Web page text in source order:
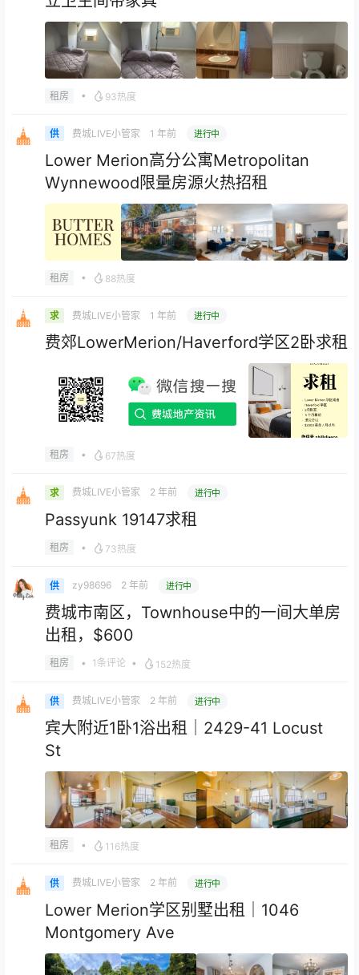
租房 • 93热度
供 费城LIVE小管家 1 年前 进行中
Lower Merion高分公寓Metropolitan
Wynnewood限量房源火热招租
租房 • 88热度
求 费城LIVE小管家 1 年前 进行中
费郊LowerMerion/Haverford学区2卧求租
租房 • 67热度
求 费城LIVE小管家 2 年前 进行中
Passyunk 19147求租
租房 • 73热度
供 zy98696 2 年前 进行中
费城市南区，Townhouse中的一间大单房
出租，$600
租房 • 1条评论 • 152热度
供 费城LIVE小管家 2 年前 进行中
宾大附近1卧1浴出租｜2429-41 Locust
St
租房 • 116热度
供 费城LIVE小管家 2 年前 进行中
Lower Merion学区别墅出租｜1046
Montgomery Ave